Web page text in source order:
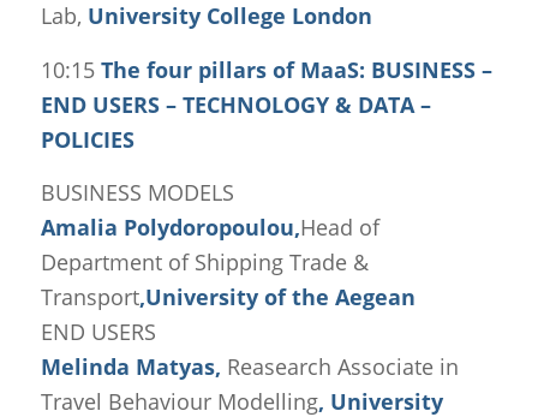
Lab, University College London
10:15 The four pillars of MaaS: BUSINESS –
END USERS – TECHNOLOGY & DATA –
POLICIES
BUSINESS MODELS
Amalia Polydoropoulou,Head of
Department of Shipping Trade &
Transport,University of the Aegean
END USERS
Melinda Matyas, Reasearch Associate in
Travel Behaviour Modelling, University